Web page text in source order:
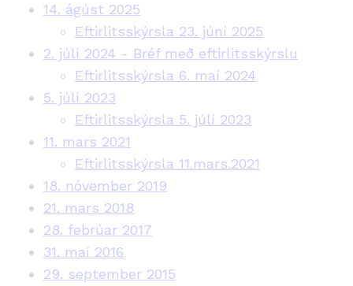
14. ágúst 2025
Eftirlitsskýrsla 23. júní 2025
2. júlí 2024 - Bréf með eftirlitsskýrslu
Eftirlitsskýrsla 6. maí 2024
5. júlí 2023
Eftirlitsskýrsla 5. júlí 2023
11. mars 2021
Eftirlitsskýrsla 11.mars.2021
18. nóvember 2019
21. mars 2018
28. febrúar 2017
31. maí 2016
29. september 2015